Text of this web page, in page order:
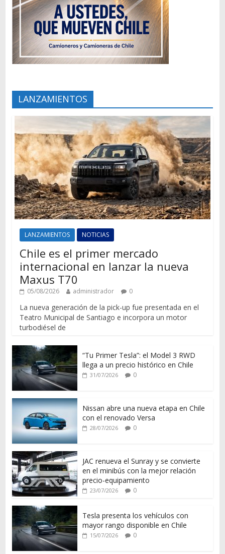
LANZAMIENTOS
LANZAMIENTOS NOTICIAS
Chile es el primer mercado
internacional en lanzar la nueva
Maxus T70
05/08/2026 administrador 0
La nueva generación de la pick-up fue presentada en el
Teatro Municipal de Santiago e incorpora un motor
turbodiésel de
“Tu Primer Tesla”: el Model 3 RWD
llega a un precio histórico en Chile
31/07/2026 0
Nissan abre una nueva etapa en Chile
con el renovado Versa
28/07/2026 0
JAC renueva el Sunray y se convierte
en el minibús con la mejor relación
precio-equipamiento
23/07/2026 0
Tesla presenta los vehículos con
mayor rango disponible en Chile
15/07/2026 0